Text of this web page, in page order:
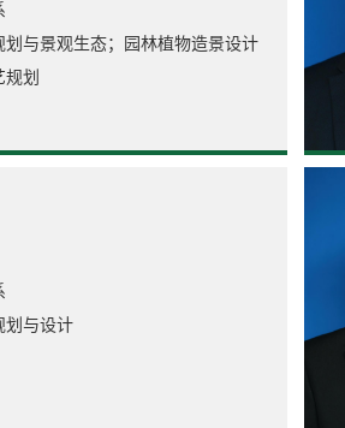
划与景观生态；园林植物造景设计
划
划与设计